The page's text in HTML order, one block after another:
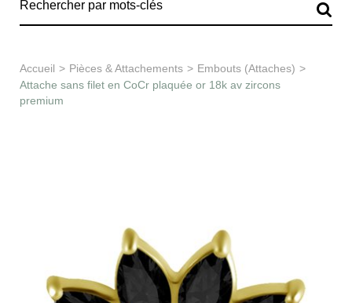
Découvrir la collection
Besoin d’aide ?
Accueil > Pièces & Attachements > Embouts (Attaches) >
Attache sans filet en CoCr plaquée or 18k av zircons
premium